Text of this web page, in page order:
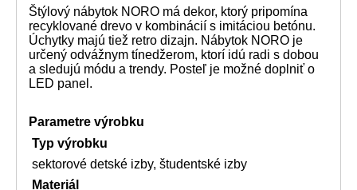
Štýlový nábytok NORO má dekor, ktorý pripomína
recyklované drevo v kombinácií s imitáciou betónu.
Úchytky majú tiež retro dizajn. Nábytok NORO je
určený odvážnym tínedžerom, ktorí idú radi s dobou
a sledujú módu a trendy. Posteľ je možné doplniť o
LED panel.
Parametre výrobku
Typ výrobku
sektorové detské izby, študentské izby
Materiál